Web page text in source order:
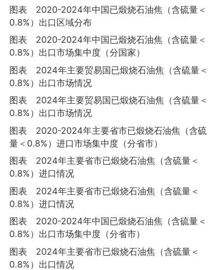
图表 2020-2024年中国已煅烧石油焦（含硫量＜
0.8%）出口区域分布
图表 2020-2024年中国已煅烧石油焦（含硫量＜
0.8%）出口市场集中度（分国家）
图表 2024年主要贸易国已煅烧石油焦（含硫量＜
0.8%）出口市场情况
图表 2024年主要贸易国已煅烧石油焦（含硫量＜
0.8%）出口市场情况
图表 2020-2024年主要省市已煅烧石油焦（含硫
量＜0.8%）进口市场集中度（分省市）
图表 2024年主要省市已煅烧石油焦（含硫量＜
0.8%）进口情况
图表 2024年主要省市已煅烧石油焦（含硫量＜
0.8%）进口情况
图表 2020-2024年中国已煅烧石油焦（含硫量＜
0.8%）出口市场集中度（分省市）
图表 2024年主要省市已煅烧石油焦（含硫量＜
0.8%）出口情况